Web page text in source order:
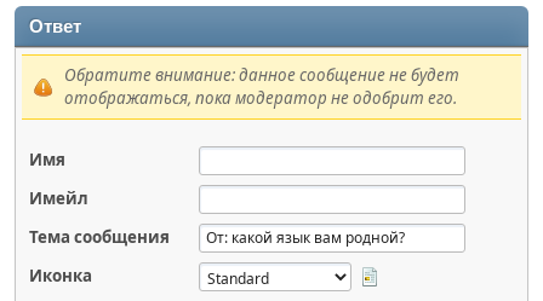
Ответ
Обратите внимание: данное сообщение не будет
отображаться, пока модератор не одобрит его.
Имя
Имейл
Тема сообщения
Иконка